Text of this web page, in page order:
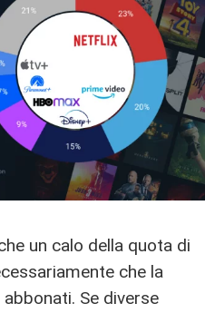
un calo della quota di
che la
Se diverse